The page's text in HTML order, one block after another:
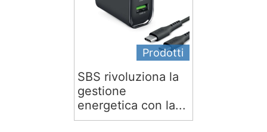
Prodotti
SBS rivoluziona la
gestione
energetica con la...